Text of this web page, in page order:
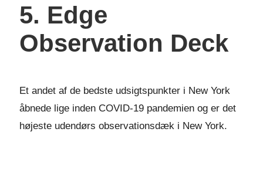
5. Edge
Observation Deck
Et andet af de bedste udsigtspunkter i New York
åbnede lige inden COVID-19 pandemien og er det
højeste udendørs observationsdæk i New York.